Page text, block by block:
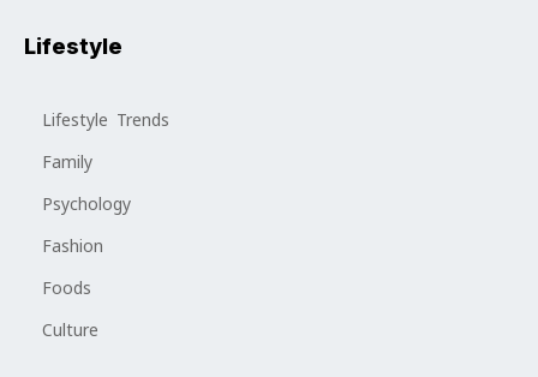
Lifestyle
Lifestyle Trends
Family
Psychology
Fashion
Foods
Culture